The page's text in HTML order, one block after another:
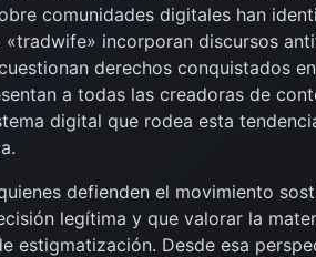
comunidades digitales han
incorporan discursos
derechos conquistados
a todas las creadoras de
digital que rodea esta
defienden el movimiento
legítima y que valorar la
estigmatización. Desde esa